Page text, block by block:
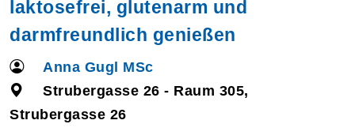
laktosefrei, glutenarm und
darmfreundlich genießen
Anna Gugl MSc
Strubergasse 26 - Raum 305,
Strubergasse 26